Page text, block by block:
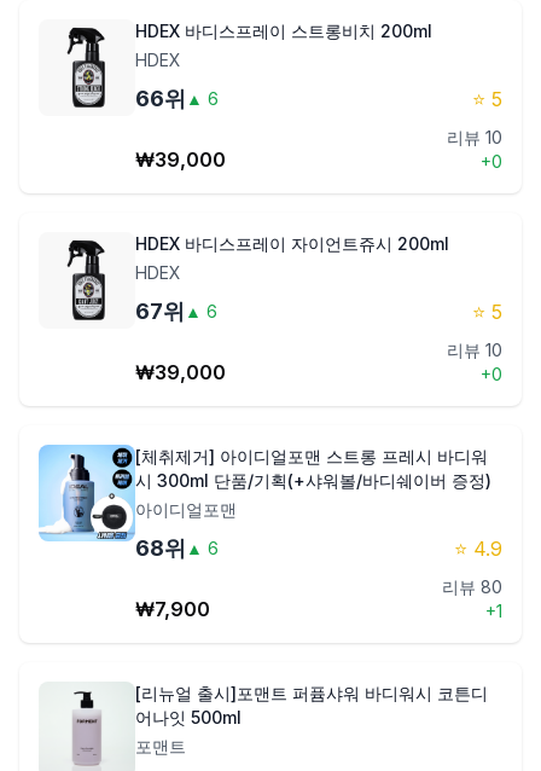
HDEX 바디스프레이 스트롱비치 200ml
HDEX
66위 ▲ 6 ⭐ 5
₩39,000
리뷰 10
+0
HDEX 바디스프레이 자이언트쥬시 200ml
HDEX
67위 ▲ 6 ⭐ 5
₩39,000
리뷰 10
+0
[체취제거] 아이디얼포맨 스트롱 프레시 바디워
시 300ml 단품/기획(+샤워볼/바디쉐이버 증정)
아이디얼포맨
68위 ▲ 6 ⭐ 4.9
₩7,900
리뷰 80
+1
[리뉴얼 출시]포맨트 퍼퓸샤워 바디워시 코튼디
어나잇 500ml
포맨트